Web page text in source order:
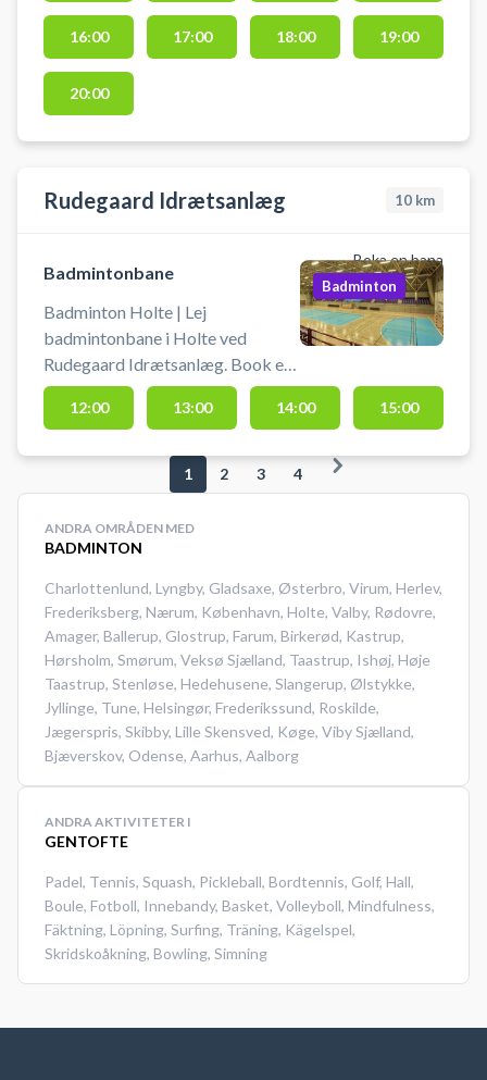
Medbring selv udstyr,
badmintonketcher og bolde.
Afmelding af baner skal ske
senest to timer før start.
16:00 17:00 18:00 19:00
20:00
Rudegaard Idrætsanlæg 10 km
Boka en bana
Badmintonbane
Badminton Holte | Lej
badmintonbane i Holte ved
Rudegaard Idrætsanlæg. Book en
badmintonbane og spil badminton
i Holte i Rudersdal. Der stilles net
selv opsætte dette. Banen lejes
uden yderligere udstyr, så husk at
medbringe bolde og ketchere ved
booking af badmintonbane i
omklædning og bad i
Holtehallerne. Gratis parkering
ved badmintonbanerne i Holte -
nem adgang til badmintonbaner i
Nordsjælland.
Badminton
12:00 13:00 14:00 15:00
1 2 3 4
ANDRA OMRÅDEN MED
BADMINTON
Charlottenlund, Lyngby, Gladsaxe, Østerbro, Virum, Herlev,
Frederiksberg, Nærum, København, Holte, Valby, Rødovre,
Amager, Ballerup, Glostrup, Farum, Birkerød, Kastrup,
Hørsholm, Smørum, Veksø Sjælland, Taastrup, Ishøj, Høje
Taastrup, Stenløse, Hedehusene, Slangerup, Ølstykke,
Jyllinge, Tune, Helsingør, Frederikssund, Roskilde,
Jægerspris, Skibby, Lille Skensved, Køge, Viby Sjælland,
Bjæverskov, Odense, Aarhus, Aalborg
ANDRA AKTIVITETER I
GENTOFTE
Padel, Tennis, Squash, Pickleball, Bordtennis, Golf, Hall,
Boule, Fotboll, Innebandy, Basket, Volleyboll, Mindfulness,
Fäktning, Löpning, Surfing, Träning, Kägelspel,
Skridskoåkning, Bowling, Simning